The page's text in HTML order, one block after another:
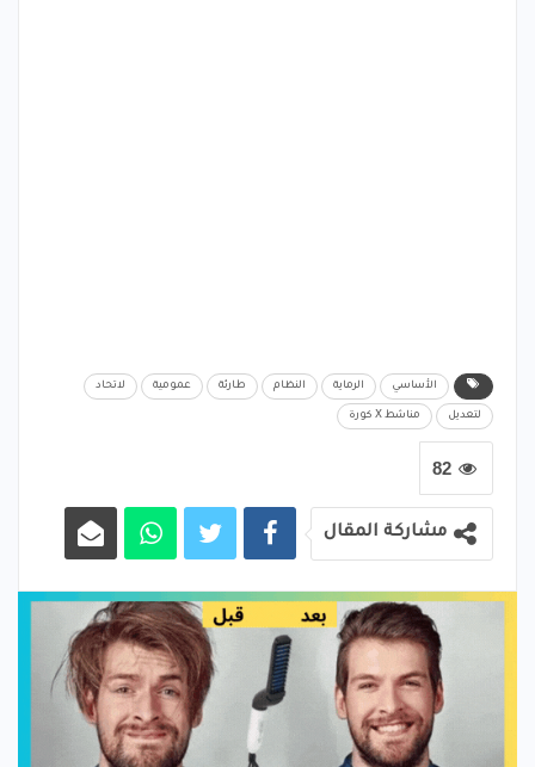
الأساسي الرماية النظام طارئة عمومية لاتحاد
لتعديل مناشط X كورة
82
مشاركة المقال